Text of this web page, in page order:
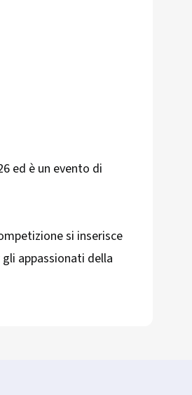
ed è un evento di
si inserisce
appassionati della